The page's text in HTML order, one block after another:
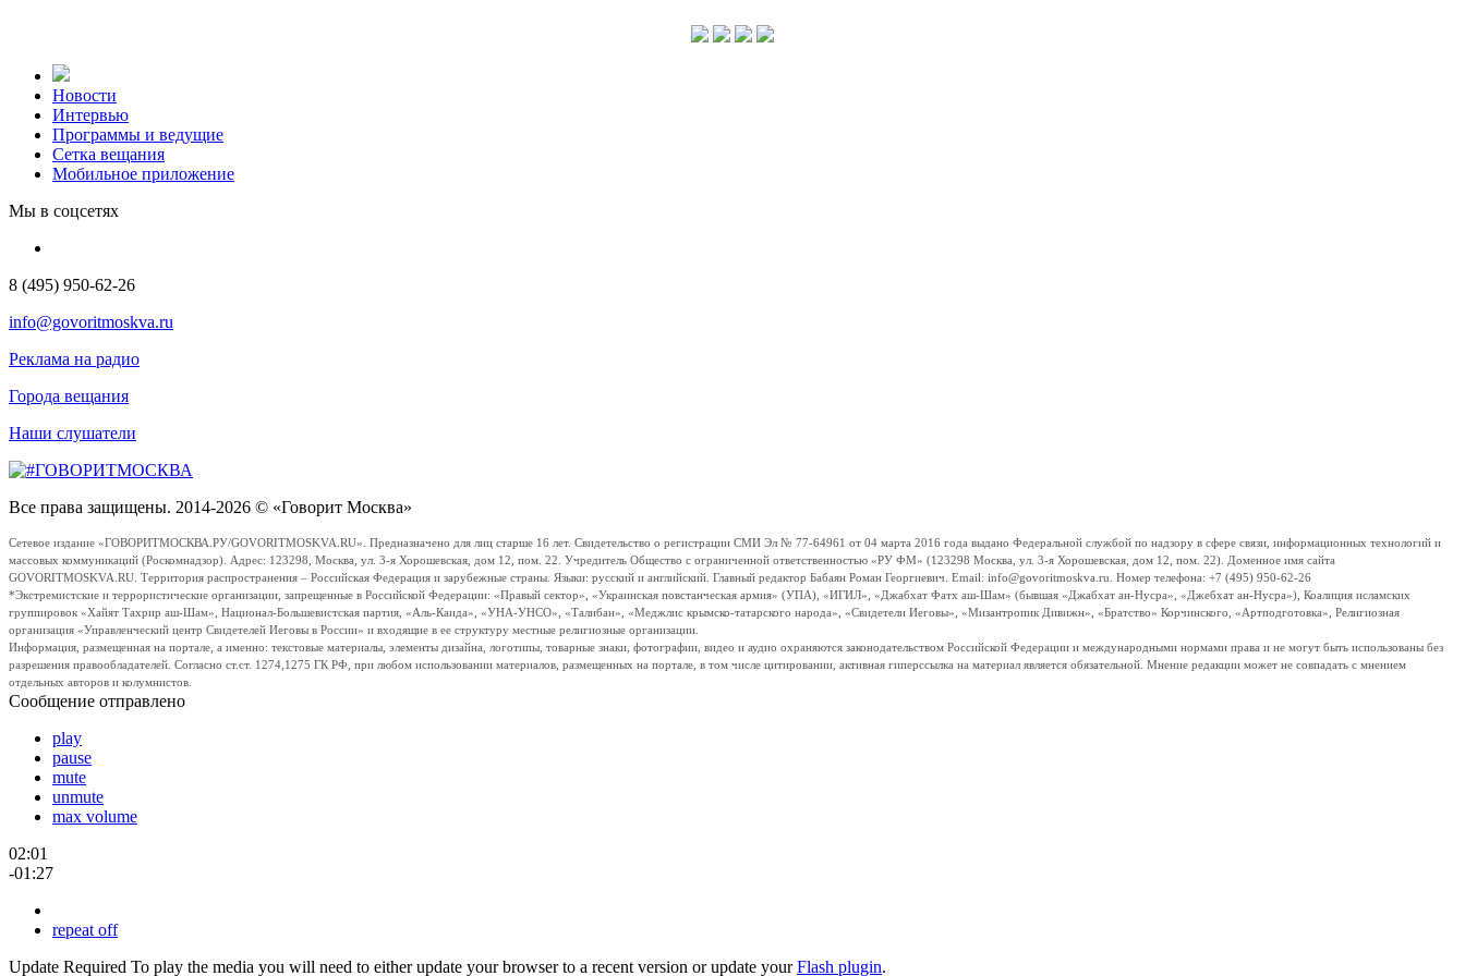
Новости
Интервью
Программы и ведущие
Сетка вещания
Мобильное приложение
Мы в соцсетях
8 (495) 950-62-26
info@govoritmoskva.ru
Реклама на радио
Города вещания
Наши слушатели
Все права защищены. 2014-2026 © «Говорит Москва»
Сетевое издание «ГОВОРИТМОСКВА.РУ/GOVORITMOSKVA.RU». Предназначено для лиц старше 16 лет. Свидетельство о регистрации СМИ Эл № 77-64961 от 04 марта 2016 года выдано Федеральной службой по надзору в сфере связи, информационных технологий и
массовых коммуникаций (Роскомнадзор). Адрес: 123298, Москва, ул. 3-я Хорошевская, дом 12, пом. 22. Учредитель Общество с ограниченной ответственностью «РУ ФМ» (123298 Москва, ул. 3-я Хорошевская, дом 12, пом. 22). Доменное имя сайта
GOVORITMOSKVA.RU. Территория распространения – Российская Федерация и зарубежные страны. Языки: русский и английский. Главный редактор Бабаян Роман Георгиевич. Email: info@govoritmoskva.ru. Номер телефона: +7 (495) 950-62-26
*Экстремистские и террористические организации, запрещенные в Российской Федерации: «Правый сектор», «Украинская повстанческая армия» (УПА), «ИГИЛ», «Джабхат Фатх аш-Шам» (бывшая «Джабхат ан-Нусра», «Джебхат ан-Нусра»), Коалиция исламских
группировок «Хайят Тахрир аш-Шам», Национал-Большевистская партия, «Аль-Каида», «УНА-УНСО», «Талибан», «Меджлис крымско-татарского народа», «Свидетели Иеговы», «Мизантропик Дивижн», «Братство» Корчинского, «Артподготовка», Религиозная
организация «Управленческий центр Свидетелей Иеговы в России» и входящие в ее структуру местные религиозные организации.
Информация, размещенная на портале, а именно: текстовые материалы, элементы дизайна, логотипы, товарные знаки, фотографии, видео и аудио охраняются законодательством Российской Федерации и международными нормами права и не могут быть использованы без
разрешения правообладателей. Согласно ст.ст. 1274,1275 ГК РФ, при любом использовании материалов, размещенных на портале, в том числе цитировании, активная гиперссылка на материал является обязательной. Мнение редакции может не совпадать с мнением
отдельных авторов и колумнистов.
Сообщение отправлено
play
pause
mute
unmute
max volume
02:01
-01:27
repeat off
Update Required To play the media you will need to either update your browser to a recent version or update yourFlash plugin.